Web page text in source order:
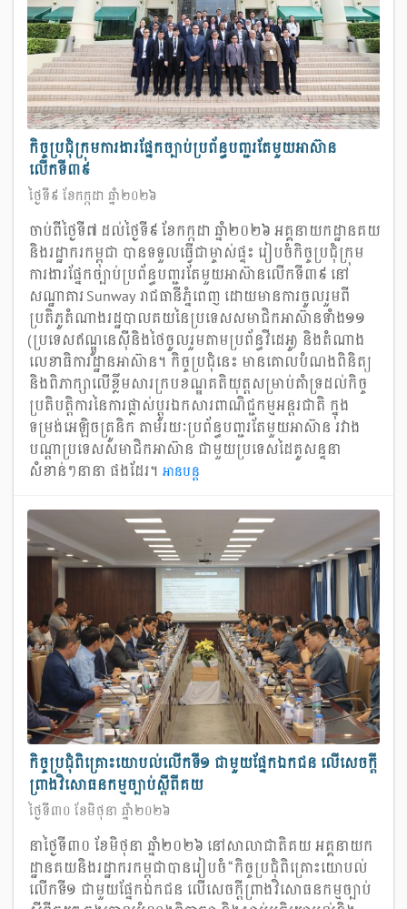
កិច្ចប្រជុំក្រុមការងារផ្នែកច្បាប់ប្រព័ន្ធបញ្ជរតែមួយអាស៊ាន
លើកទី៣៩
ថ្ងៃទី៩ ខែកក្កដា ឆ្នាំ២០២៦
ចាប់ពីថ្ងៃទី៧ ដល់ថ្ងៃទី៩ ខែកក្កដា ឆ្នាំ២០២៦ អគ្គនាយកដ្ឋានគយ
និងរដ្ឋាករកម្ពុជា បានទទួលធ្វើជាម្ចាស់ផ្ទះ រៀបចំកិច្ចប្រជុំក្រុម
ការងារផ្នែកច្បាប់ប្រព័ន្ធបញ្ជរតែមួយអាស៊ានលើកទី៣៩ នៅ
សណ្ឋាគារ Sunway រាជធានីភ្នំពេញ ដោយមានការចូលរួមពី
ប្រតិភូតំណាងរដ្ឋបាលគយនៃប្រទេសសមាជិកអាស៊ានទាំង១១
(ប្រទេសឥណ្ឌូនេស៊ីនិងថៃចូលរួមតាមប្រព័ន្ធវីដេអូ) និងតំណាង
លេខាធិការដ្ឋានអាស៊ាន។ កិច្ចប្រជុំនេះ មានគោលបំណងពិនិត្យ
និងពិភាក្សាលើខ្លឹមសារក្របខណ្ឌគតិយុត្តសម្រាប់គាំទ្រដល់កិច្ច
ប្រតិបត្តិការនៃការផ្លាស់ប្ដូរឯកសារពាណិជ្ជកម្មអន្តរជាតិ ក្នុង
ទម្រង់អេឡិចត្រូនិក តាមរយៈប្រព័ន្ធបញ្ជរតែមួយអាស៊ាន រវាង
បណ្តាប្រទេសសមាជិកអាស៊ាន ជាមួយប្រទេសដៃគូសន្ទនា
សំខាន់ៗនានា ផងដែរ។ អាន​បន្ត
កិច្ចប្រជុំពិគ្រោះយោបល់លើកទី១ ជាមួយផ្នែកឯកជន លើសេចក្តី
ព្រាងវិសោធនកម្មច្បាប់ស្តីពីគយ
ថ្ងៃទី៣០ ខែមិថុនា ឆ្នាំ២០២៦
នាថ្ងៃទី៣០ ខែមិថុនា ឆ្នាំ២០២៦ នៅសាលាជាតិគយ អគ្គនាយក
ដ្ឋានគយនិងរដ្ឋាករកម្ពុជាបានរៀបចំ “កិច្ចប្រជុំពិគ្រោះយោបល់
លើកទី១ ជាមួយផ្នែកឯកជន លើសេចក្តីព្រាងវិសោធនកម្មច្បាប់